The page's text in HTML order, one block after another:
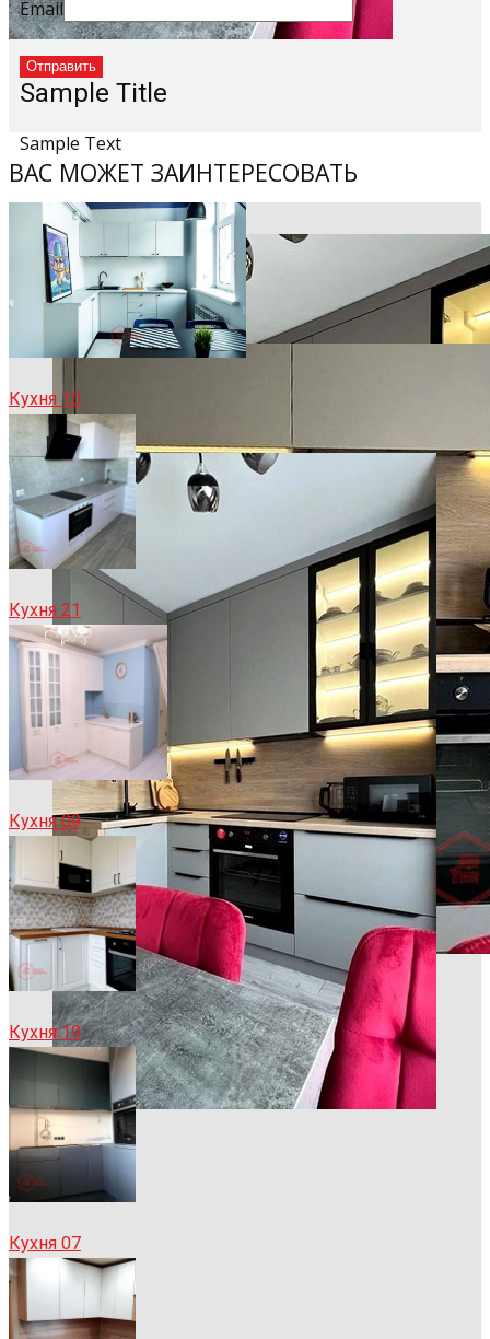
Sample Title
Sample Text
Email
ВАС МОЖЕТ ЗАИНТЕРЕСОВАТЬ
Кухня 10
Кухня 21
Кухня 09
Кухня 19
Кухня 07